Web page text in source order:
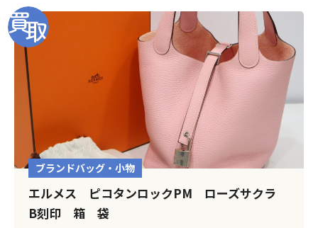
ブランドバッグ・小物
エルメス ピコタンロックPM ローズサクラ
B刻印 箱 袋